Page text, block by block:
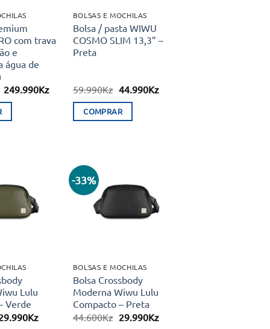
com trava
e
água de
O
era:
249.990KzO
BOLSAS E MOCHILAS
Bolsa / pasta WIWU
COSMO SLIM 13,3” –
Preta
59.990Kz O
original
era:
44.990KzO
COMPRAR
Adicionar
aos meus
desejos
Lulu
Verde
KzO
-33%
Adicionar
aos meus
desejos
BOLSAS E MOCHILAS
Bolsa Crossbody
Moderna Wiwu Lulu
Compacto – Preta
44.600Kz O
29.990KzO